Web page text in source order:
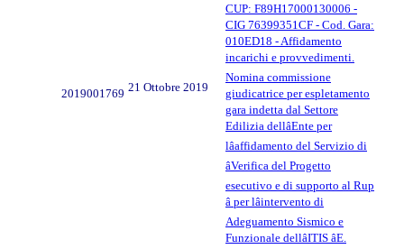
CUP: F89H17000130006 -
CIG 76399351CF - Cod. Gara:
010ED18 - Affidamento
incarichi e provvedimenti.
2019001769 21 Ottobre 2019
Nomina commissione
giudicatrice per espletamento
gara indetta dal Settore
Edilizia dellâEnte per
lâaffidamento del Servizio di
âVerifica del Progetto
esecutivo e di supporto al Rup
â per lâintervento di
Adeguamento Sismico e
Funzionale dellâITIS âE.